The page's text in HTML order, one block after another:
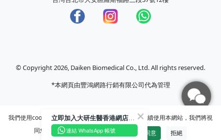
© Copyright 2026, Daiken Biomedical Co., Ltd. All rights reserved.
*本網頁由豐鴻網路行銷有限公司代為管理
我們使用cookies為你提供更優質的使用體驗，若您繼續使用本網站，我們將視
同您已同意並理解我們的隱私權政策 同意 拒絕
立即加入大研生醫香港網店WhatsApp CS谷 即抽購物金高達$75！🎁
連結 WhatsApp 帳號